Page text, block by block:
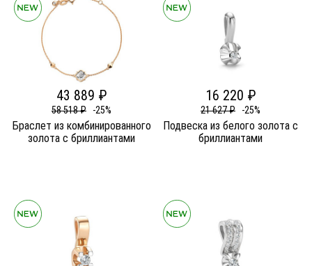
43 889 ₽
58 518 ₽ -25%
Браслет из комбинированного
золота c бриллиантами
16 220 ₽
21 627 ₽ -25%
Подвеска из белого золота c
бриллиантами